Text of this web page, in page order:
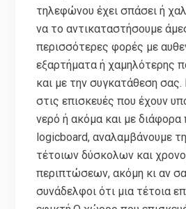
τηλεφώνου έχει σπάσει ή
να το αντικαταστήσουμε
περισσότερες φορές με
εξαρτήματα ή χαμηλότερης
και με την συγκατάθεση σας.
στις επισκευές που έχουν
νερό ή ακόμα και με
logicboard, αναλαμβάνουμε
τέτοιων δύσκολων και
περιπτώσεων, ακόμη κι αν
συνάδελφοι ότι μια τέτοια